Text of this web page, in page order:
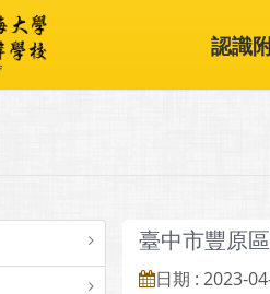
認識
臺中市豐原
日期 : 2023-